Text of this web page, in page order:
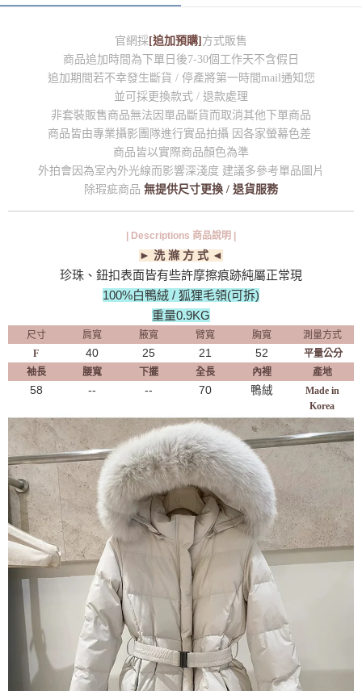
官網採 [追加預購] 方式販售
商品追加時間為下單日後7-30個工作天不含假日
追加期間若不幸發生斷貨 / 停產將第一時間mail通知您
並可採更換款式 / 退款處理
非套裝販售商品無法因單品斷貨而取消其他下單商品
商品皆由專業攝影團隊進行實品拍攝 因各家螢幕色差
商品皆以實際商品顏色為準
外拍會因為室內外光線而影響深淺度 建議多參考單品圖片
除瑕疵商品 無提供尺寸更換 / 退貨服務
| Descriptions 商品說明 |
► 洗 滌 方 式 ◄
珍珠、鈕扣表面皆有些許摩擦痕跡純屬正常現
100%白鴨絨 / 狐狸毛領(可拆)
重量0.9KG
尺寸 肩寬 腋寬 臂寬 胸寬
測量方式
F
40 25 21 52
平量公分
袖長
腰寬 下擺 全長 內裡 產地
58 -- -- 70 鴨絨
Made in
Korea